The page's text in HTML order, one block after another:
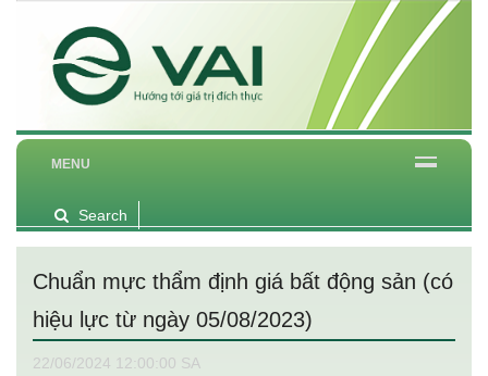
MENU
Search
Chuẩn mực thẩm định giá bất động sản (có
hiệu lực từ ngày 05/08/2023)
22/06/2024 12:00:00 SA